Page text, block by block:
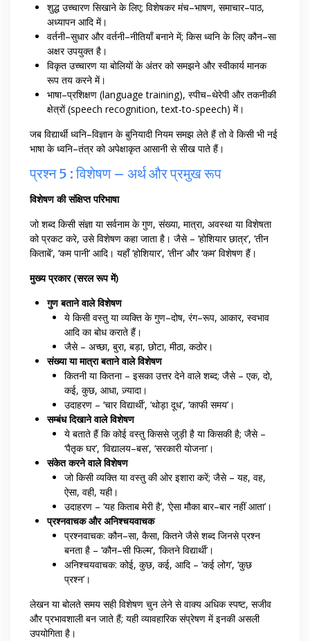
शुद्ध उच्चारण सिखाने के लिए; विशेषकर मंच–भाषण, समाचार–पाठ,
अध्यापन आदि में।
वर्तनी–सुधार और वर्तनी–नीतियाँ बनाने में; किस ध्वनि के लिए कौन–सा
अक्षर उपयुक्त है।
विकृत उच्चारण या बोलियों के अंतर को समझने और स्वीकार्य मानक
रूप तय करने में।
भाषा–प्रशिक्षण (language training), स्पीच–थेरेपी और तकनीकी
क्षेत्रों (speech recognition, text-to-speech) में।
जब विद्यार्थी ध्वनि–विज्ञान के बुनियादी नियम समझ लेते हैं तो वे किसी भी नई
भाषा के ध्वनि–तंत्र को अपेक्षाकृत आसानी से सीख पाते हैं।
प्रश्न 5 : विशेषण – अर्थ और प्रमुख रूप
विशेषण की संक्षिप्त परिभाषा
जो शब्द किसी संज्ञा या सर्वनाम के गुण, संख्या, मात्रा, अवस्था या विशेषता
को प्रकट करे, उसे विशेषण कहा जाता है। जैसे – ‘होशियार छात्र’, ‘तीन
किताबें’, ‘कम पानी’ आदि। यहाँ ‘होशियार’, ‘तीन’ और ‘कम’ विशेषण हैं।
मुख्य प्रकार (सरल रूप में)
गुण बताने वाले विशेषण
ये किसी वस्तु या व्यक्ति के गुण–दोष, रंग–रूप, आकार, स्वभाव
आदि का बोध कराते हैं।
जैसे – अच्छा, बुरा, बड़ा, छोटा, मीठा, कठोर।
संख्या या मात्रा बताने वाले विशेषण
कितनी या कितना – इसका उत्तर देने वाले शब्द; जैसे – एक, दो,
कई, कुछ, आधा, ज़्यादा।
उदाहरण – ‘चार विद्यार्थी’, ‘थोड़ा दूध’, ‘काफी समय’।
सम्बंध दिखाने वाले विशेषण
ये बताते हैं कि कोई वस्तु किससे जुड़ी है या किसकी है; जैसे –
‘पैतृक घर’, ‘विद्यालय–बस’, ‘सरकारी योजना’।
संकेत करने वाले विशेषण
जो किसी व्यक्ति या वस्तु की ओर इशारा करें; जैसे – यह, वह,
ऐसा, वही, यही।
उदाहरण – ‘यह किताब मेरी है’, ‘ऐसा मौका बार–बार नहीं आता’।
प्रश्नवाचक और अनिश्चयवाचक
प्रश्नवाचक: कौन–सा, कैसा, कितने जैसे शब्द जिनसे प्रश्न
बनता है – ‘कौन–सी फिल्म’, ‘कितने विद्यार्थी’।
अनिश्चयवाचक: कोई, कुछ, कई, आदि – ‘कई लोग’, ‘कुछ
प्रश्न’।
लेखन या बोलते समय सही विशेषण चुन लेने से वाक्य अधिक स्पष्ट, सजीव
और प्रभावशाली बन जाते हैं; यही व्यावहारिक संप्रेषण में इनकी असली
उपयोगिता है।